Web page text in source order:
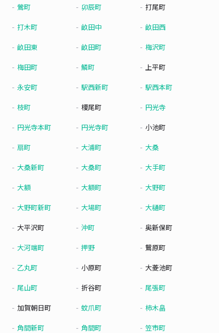
鶯町 卯辰町 打尾町
打木町 畝田中 畝田西
畝田東 畝田町 梅沢町
梅田町 鱗町 上平町
永安町 駅西新町 駅西本町
枝町 榎尾町 円光寺
円光寺本町 円光寺町 小池町
扇町 大浦町 大桑
大桑新町 大桑町 大手町
大額 大額町 大野町
大野町新町 大場町 大樋町
大平沢町 沖町 奥新保町
大河端町 押野 鴛原町
乙丸町 小原町 大菱池町
尾山町 折谷町 尾張町
加賀朝日町 蚊爪町 柿木畠
角間新町 角間町 笠市町